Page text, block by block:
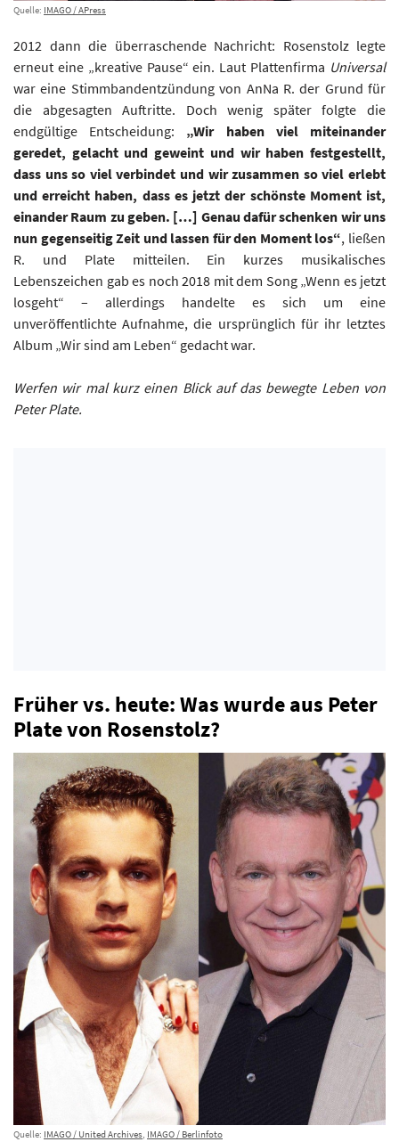
Quelle: IMAGO / APress
2012 dann die überraschende Nachricht: Rosenstolz legte
erneut eine „kreative Pause“ ein. Laut Plattenfirma Universal
war eine Stimmbandentzündung von AnNa R. der Grund für
die abgesagten Auftritte. Doch wenig später folgte die
endgültige Entscheidung: „Wir haben viel miteinander
geredet, gelacht und geweint und wir haben festgestellt,
dass uns so viel verbindet und wir zusammen so viel erlebt
und erreicht haben, dass es jetzt der schönste Moment ist,
einander Raum zu geben. […] Genau dafür schenken wir uns
nun gegenseitig Zeit und lassen für den Moment los“, ließen
R. und Plate mitteilen. Ein kurzes musikalisches
Lebenszeichen gab es noch 2018 mit dem Song „Wenn es jetzt
losgeht“ – allerdings handelte es sich um eine
unveröffentlichte Aufnahme, die ursprünglich für ihr letztes
Album „Wir sind am Leben“ gedacht war.
Werfen wir mal kurz einen Blick auf das bewegte Leben von
Peter Plate.
Früher vs. heute: Was wurde aus Peter
Plate von Rosenstolz?
Quelle: IMAGO / United Archives, IMAGO / Berlinfoto